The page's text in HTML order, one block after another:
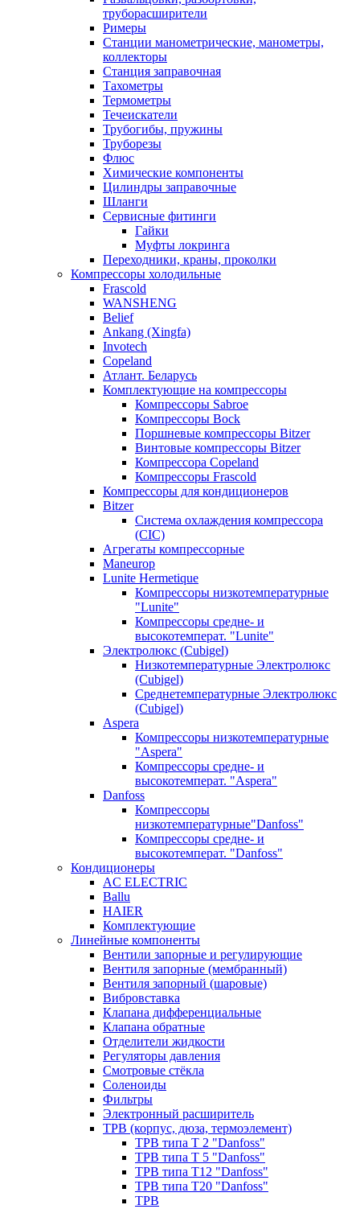
труборасширители
Римеры
Станции манометрические, манометры,
коллекторы
Станция заправочная
Тахометры
Термометры
Течеискатели
Трубогибы, пружины
Труборезы
Флюс
Химические компоненты
Цилиндры заправочные
Шланги
Сервисные фитинги
Гайки
Муфты локринга
Переходники, краны, проколки
Компрессоры холодильные
Frascold
WANSHENG
Belief
Ankang (Xingfa)
Invotech
Copeland
Атлант. Беларусь
Комплектующие на компрессоры
Компрессоры Sabroe
Компрессоры Bock
Поршневые компрессоры Bitzer
Винтовые компрессоры Bitzer
Компрессора Copeland
Компрессоры Frascold
Компрессоры для кондиционеров
Bitzer
Система охлаждения компрессора
(CIC)
Агрегаты компрессорные
Maneurop
Lunite Hermetique
Компрессоры низкотемпературные
"Lunite"
Компрессоры средне- и
высокотемперат. "Lunite"
Электролюкс (Cubigel)
Низкотемпературные Электролюкс
(Cubigel)
Среднетемпературные Электролюкс
(Cubigel)
Aspera
Компрессоры низкотемпературные
"Aspera"
Компрессоры средне- и
высокотемперат. "Aspera"
Danfoss
Компрессоры
низкотемпературные"Danfoss"
Компрессоры средне- и
высокотемперат. "Danfoss"
Кондиционеры
AC ELECTRIC
Ballu
HAIER
Комплектующие
Линейные компоненты
Вентили запорные и регулирующие
Вентиля запорные (мембранный)
Вентиля запорный (шаровые)
Вибровставка
Клапана дифференциальные
Клапана обратные
Отделители жидкости
Регуляторы давления
Смотровые стёкла
Соленоиды
Фильтры
Электронный расширитель
ТРВ (корпус, дюза, термоэлемент)
ТРВ типа Т 2 "Danfoss"
ТРВ типа Т 5 "Danfoss"
ТРВ типа Т12 "Danfoss"
ТРВ типа Т20 "Danfoss"
ТРВ